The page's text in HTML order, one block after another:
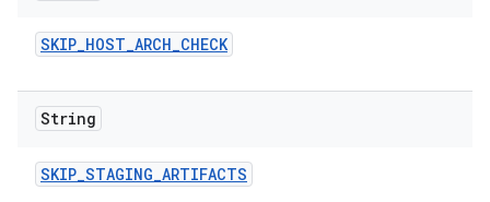
SKIP_HOST_ARCH_CHECK
String
SKIP_STAGING_ARTIFACTS